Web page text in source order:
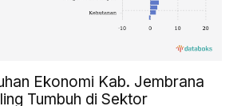
Ekonomi Kab. Jembrana
Tumbuh di Sektor